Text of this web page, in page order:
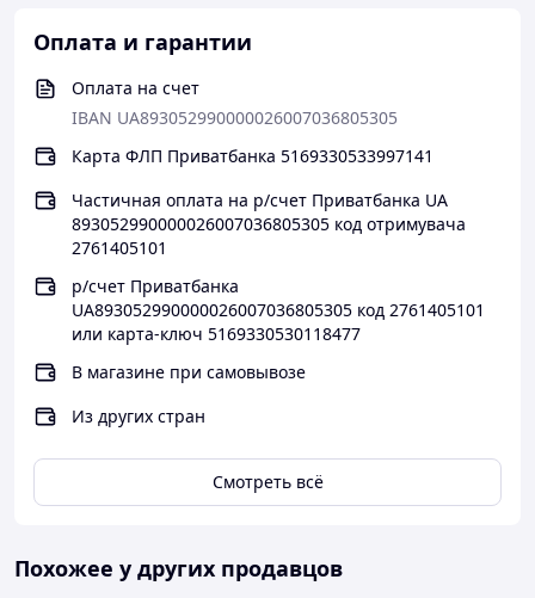
Оплата и гарантии
Оплата на счет
IBAN UA893052990000026007036805305
Карта ФЛП Приватбанка 5169330533997141
Частичная оплата на р/счет Приватбанка UA
893052990000026007036805305 код отримувача
2761405101
р/счет Приватбанка
UA893052990000026007036805305 код 2761405101
или карта-ключ 5169330530118477
В магазине при самовывозе
Из других стран
Смотреть всё
Похожее у других продавцов